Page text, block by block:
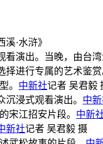
看演出。当晚，由台
择进行专属的艺术
。 中新社记者 吴君毅
浸式观看演出。 中
宋江招安片段。 中新
新社记者 吴君毅 摄